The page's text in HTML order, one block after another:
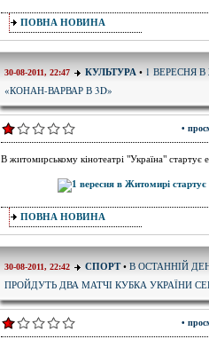
ПОВНА НОВИНА
30-08-2011, 22:47 КУЛЬТУРА • 1 ВЕРЕСНЯ
«КОНАН-ВАРВАР В 3D»
•
В житомирському кінотеатрі "Україна" стартує
ПОВНА НОВИНА
30-08-2011, 22:42 СПОРТ• В ОСТАННІЙ
ПРОЙДУТЬ ДВА МАТЧІ КУБКА УКРАЇНИ
•